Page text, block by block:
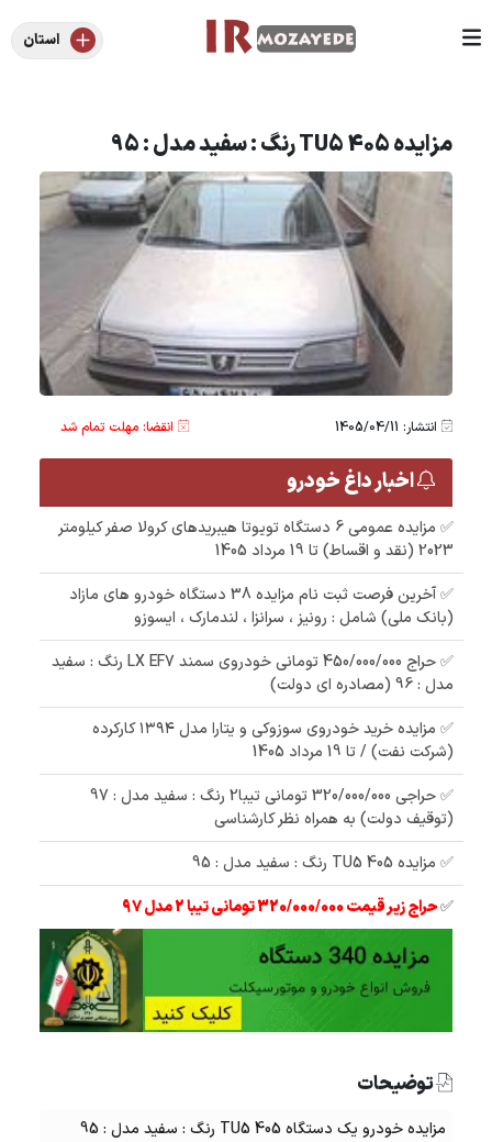
استان
مزایده 405 TU5 رنگ : سفید مدل : 95
انتشار: 1405/04/11 انقضا: مهلت تمام شد
اخبار داغ خودرو
✅ مزایده عمومی 6 دستگاه تویوتا هیبریدهای کرولا صفر کیلومتر
2023 (نقد و اقساط) تا 19 مرداد 1405
✅ آخرین فرصت ثبت نام مزایده 38 دستگاه خودرو های مازاد
(بانک ملی) شامل : رونیز ، سرانزا ، لندمارک ، ایسوزو
✅ حراج 450/000/000 تومانی خودروی سمند LX EF7 رنگ : سفید
مدل : 96 (مصادره ای دولت)
✅ مزایده خرید خودروی سوزوکی و یتارا مدل ۱۳۹۴ کارکرده
(شرکت نفت) / تا 19 مرداد 1405
✅ حراجی 320/000/000 تومانی تیبا2 رنگ : سفید مدل : 97
(توقیف دولت) به همراه نظر کارشناسی
✅ مزایده 405 TU5 رنگ : سفید مدل : 95
✅حراج زیر قیمت 320/000/000 تومانی تیبا 2 مدل 97
توضیحات
مزایده خودرو یک دستگاه 405 TU5 رنگ : سفید مدل : 95